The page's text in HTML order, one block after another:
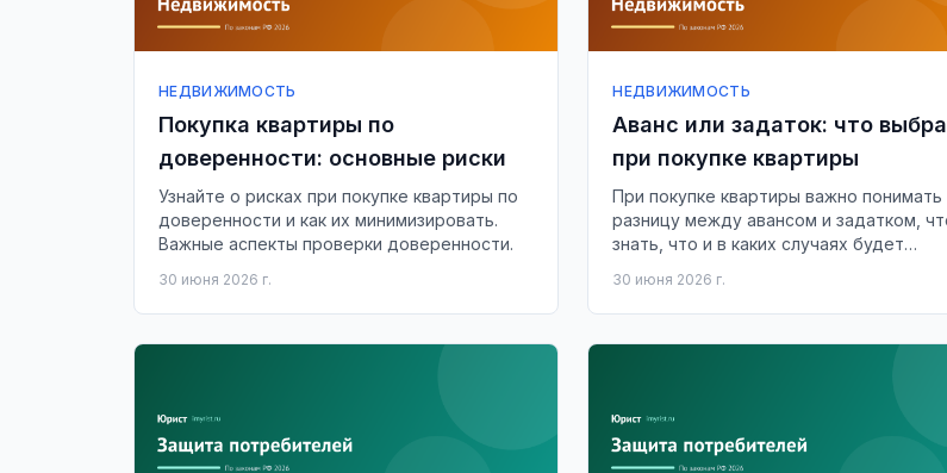
НЕДВИЖИМОСТЬ
Покупка квартиры по
доверенности: основные риски
Узнайте о рисках при покупке квартиры по
доверенности и как их минимизировать.
Важные аспекты проверки доверенности.
30 июня 2026 г.
НЕДВИЖИМОСТЬ
Аванс или задаток: что
при покупке квартиры
При покупке квартиры важно понимать
разницу между авансом и задатком,
знать, что и в каких случаях будет
30 июня 2026 г.